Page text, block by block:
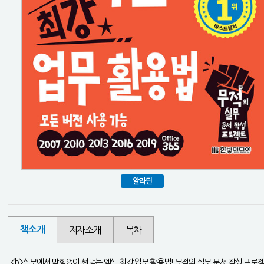
알라딘
책소개 저자소개 목차
<b>실무에서 막힘없이 써먹는 엑셀 최강 업무 활용법! 무적의 실무 문서 작성 프로